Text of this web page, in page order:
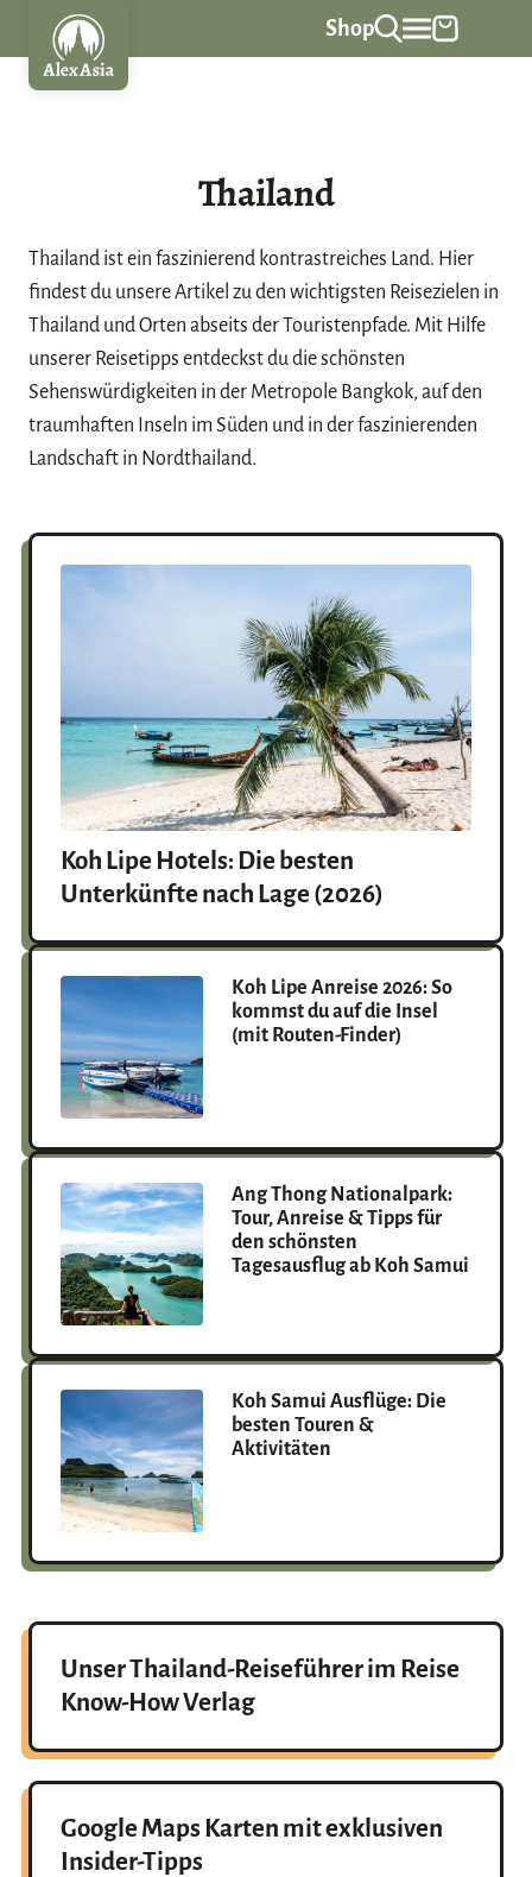
Shop
Thailand
Thailand ist ein faszinierend kontrastreiches Land. Hier
findest du unsere Artikel zu den wichtigsten Reisezielen in
Thailand und Orten abseits der Touristenpfade. Mit Hilfe
unserer Reisetipps entdeckst du die schönsten
Sehenswürdigkeiten in der Metropole Bangkok, auf den
traumhaften Inseln im Süden und in der faszinierenden
Landschaft in Nordthailand.
Koh Lipe Hotels: Die besten
Unterkünfte nach Lage (2026)
Koh Lipe Anreise 2026: So
kommst du auf die Insel
(mit Routen-Finder)
Ang Thong Nationalpark:
Tour, Anreise & Tipps für
den schönsten
Tagesausflug ab Koh Samui
Koh Samui Ausflüge: Die
besten Touren &
Aktivitäten
Unser Thailand-Reiseführer im Reise
Know-How Verlag
Google Maps Karten mit exklusiven
Insider-Tipps